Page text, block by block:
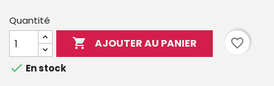
Quantité
 AJOUTER AU PANIER
favorite_border
 En stock